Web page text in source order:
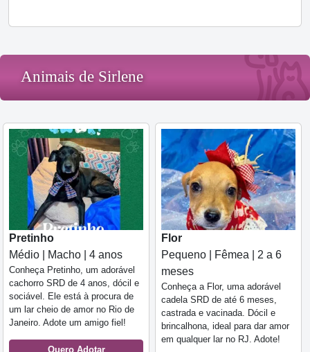
Animais de Sirlene
Pretinho
Médio | Macho | 4 anos
Conheça Pretinho, um adorável
cachorro SRD de 4 anos, dócil e
sociável. Ele está à procura de
um lar cheio de amor no Rio de
Janeiro. Adote um amigo fiel!
Quero Adotar
Flor
Pequeno | Fêmea | 2 a 6
meses
Conheça a Flor, uma adorável
cadela SRD de até 6 meses,
castrada e vacinada. Dócil e
brincalhona, ideal para dar amor
em qualquer lar no RJ. Adote!